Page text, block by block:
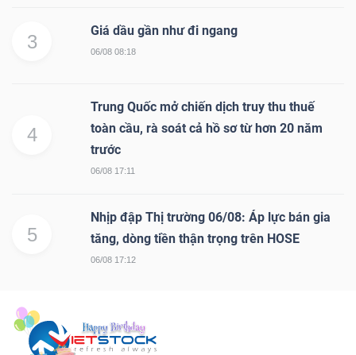
3
Giá dầu gần như đi ngang
06/08 08:18
4
Trung Quốc mở chiến dịch truy thu thuế
toàn cầu, rà soát cả hồ sơ từ hơn 20 năm
trước
06/08 17:11
5
Nhịp đập Thị trường 06/08: Áp lực bán gia
tăng, dòng tiền thận trọng trên HOSE
06/08 17:12